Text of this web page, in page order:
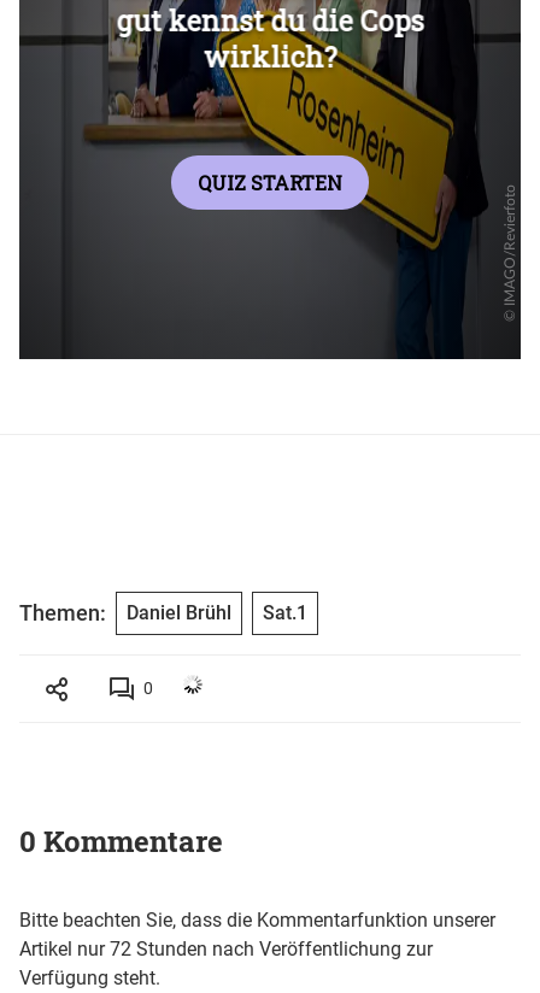
Überspringen
Themen: Daniel Brühl Sat.1
0
0 Kommentare
Bitte beachten Sie, dass die Kommentarfunktion unserer
Artikel nur 72 Stunden nach Veröffentlichung zur
Verfügung steht.